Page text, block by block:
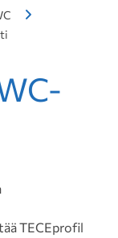
TECEprofil